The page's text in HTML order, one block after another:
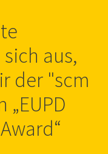
aus,
der "scm